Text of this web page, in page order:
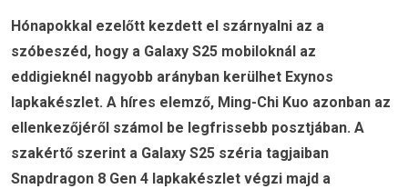
Hónapokkal ezelőtt kezdett el szárnyalni az a
szóbeszéd, hogy a Galaxy S25 mobiloknál az
eddigieknél nagyobb arányban kerülhet Exynos
lapkakészlet. A híres elemző, Ming-Chi Kuo azonban az
ellenkezőjéről számol be legfrissebb posztjában. A
szakértő szerint a Galaxy S25 széria tagjaiban
Snapdragon 8 Gen 4 lapkakészlet végzi majd a